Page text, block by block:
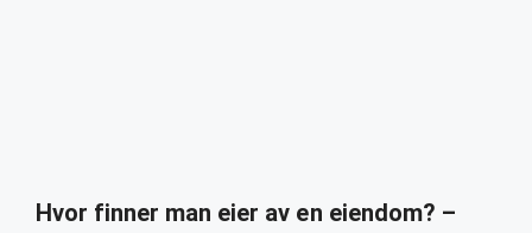
Hvor finner man eier av en eiendom? –